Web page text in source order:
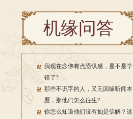
机缘问答
我现在念佛有点恐惧感，是不是学
错了?
那些不识字的人，又无因缘听闻本
愿，那他们怎么往生?
你怎么知道他们没有如是信解？这